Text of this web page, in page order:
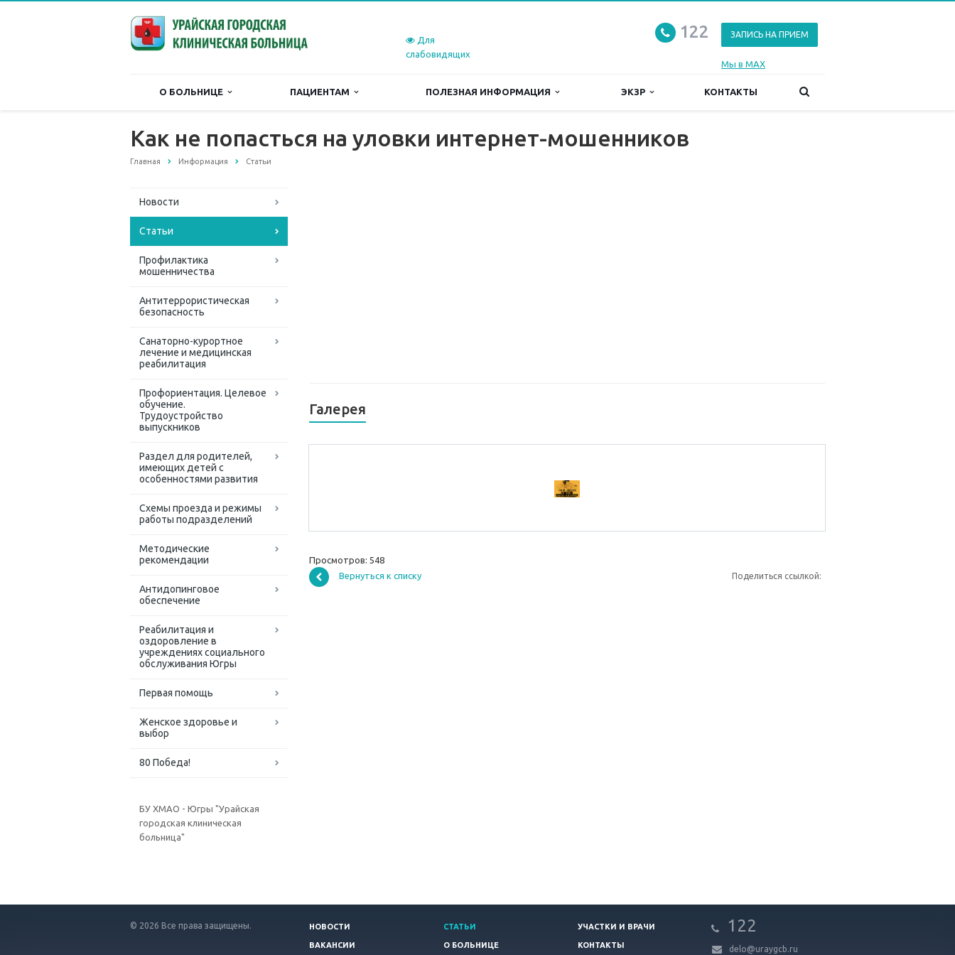
Для
слабовидящих
ЗАПИСЬ НА ПРИЕМ
Мы в MAX
122
О БОЛЬНИЦЕ ПАЦИЕНТАМ ПОЛЕЗНАЯ ИНФОРМАЦИЯ ЭКЗР КОНТАКТЫ
Как не попасться на уловки интернет-мошенников
Главная Информация Статьи
Новости
Статьи
Профилактика
мошенничества
Антитеррористическая
безопасность
Санаторно-курортное
лечение и медицинская
реабилитация
Профориентация. Целевое
обучение.
Трудоустройство
выпускников
Раздел для родителей,
имеющих детей с
особенностями развития
Схемы проезда и режимы
работы подразделений
Методические
рекомендации
Антидопинговое
обеспечение
Реабилитация и
оздоровление в
учреждениях социального
обслуживания Югры
Первая помощь
Женское здоровье и
выбор
80 Победа!
БУ ХМАО - Югры "Урайская
городская клиническая
больница"
Галерея
Просмотров: 548
Поделиться ссылкой:
Вернуться к списку
© 2026 Все права защищены. НОВОСТИ СТАТЬИ УЧАСТКИ И ВРАЧИ
ВАКАНСИИ О БОЛЬНИЦЕ КОНТАКТЫ
122
delo@uraygcb.ru